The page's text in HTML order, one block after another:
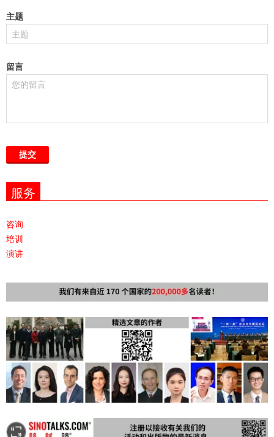
主题
留言
服务
咨询
培训
演讲